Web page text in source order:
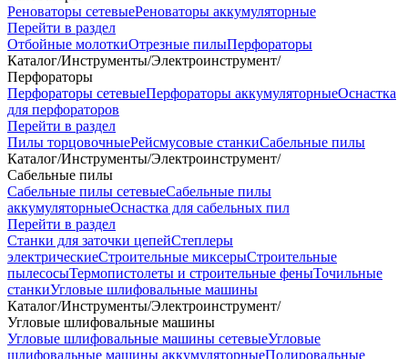
Реноваторы сетевыеРеноваторы аккумуляторные
Перейти в раздел
Отбойные молоткиОтрезные пилыПерфораторы
Каталог/Инструменты/Электроинструмент/
Перфораторы
Перфораторы сетевыеПерфораторы аккумуляторныеОснастка
для перфораторов
Перейти в раздел
Пилы торцовочныеРейсмусовые станкиСабельные пилы
Каталог/Инструменты/Электроинструмент/
Сабельные пилы
Сабельные пилы сетевыеСабельные пилы
аккумуляторныеОснастка для сабельных пил
Перейти в раздел
Станки для заточки цепейСтеплеры
электрическиеСтроительные миксерыСтроительные
пылесосыТермопистолеты и строительные феныТочильные
станкиУгловые шлифовальные машины
Каталог/Инструменты/Электроинструмент/
Угловые шлифовальные машины
Угловые шлифовальные машины сетевыеУгловые
шлифовальные машины аккумуляторныеПолировальные